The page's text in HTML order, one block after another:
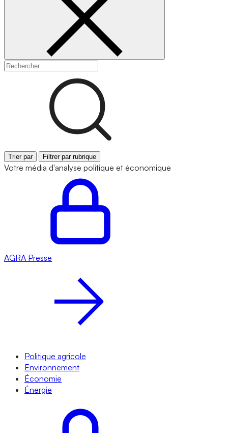
Trier par Filtrer par rubrique
Votre média d'analyse politique et économique
AGRA Presse
Politique agricole
Environnement
Économie
Énergie